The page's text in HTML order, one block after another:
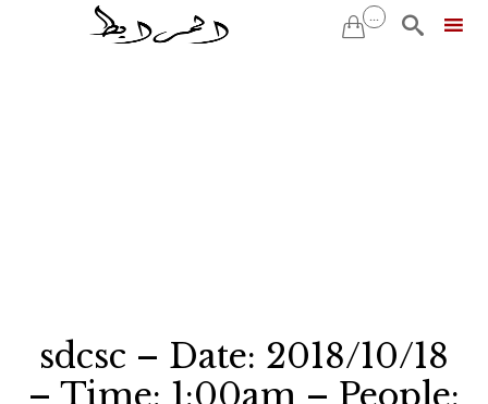
 ... 
sdcsc – Date: 2018/10/18
– Time: 1:00am – People: